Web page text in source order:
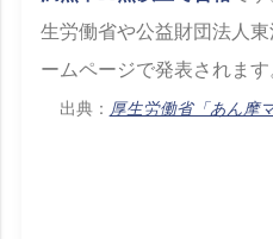
生労働省や公益財団法人
ームページで発表されます
出典： 厚生労働省「あん摩